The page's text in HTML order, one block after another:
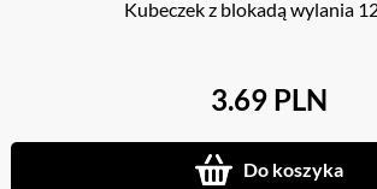
Kubeczek z blokadą wylania
3.69 PLN
Do koszyka